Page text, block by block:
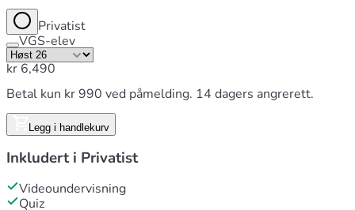
Privatist
VGS-elev
kr 6,490
Betal kun kr 990 ved påmelding. 14 dagers angrerett.
Legg i handlekurv
Inkludert i Privatist
Videoundervisning
Quiz